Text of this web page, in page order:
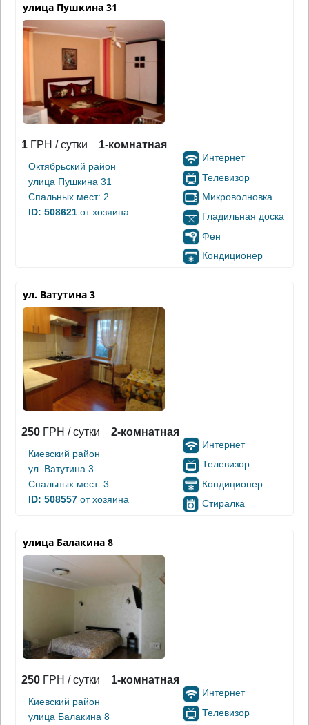
улица Пушкина 31
1 ГРН / сутки 1-комнатная
Октябрьский район
улица Пушкина 31
Спальных мест: 2
ID: 508621 от хозяина
Интернет
Телевизор
Микроволновка
Гладильная доска
Фен
Кондиционер
ул. Ватутина 3
250 ГРН / сутки 2-комнатная
Киевский район
ул. Ватутина 3
Спальных мест: 3
ID: 508557 от хозяина
Интернет
Телевизор
Кондиционер
Стиралка
улица Балакина 8
250 ГРН / сутки 1-комнатная
Киевский район
улица Балакина 8
Интернет
Телевизор